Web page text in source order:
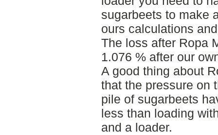
sugarbeets to make
ours calculations
The loss after Ropa
1.076 % after our
A good thing about
that the pressure on
pile of sugarbeets
less than loading
and a loader.